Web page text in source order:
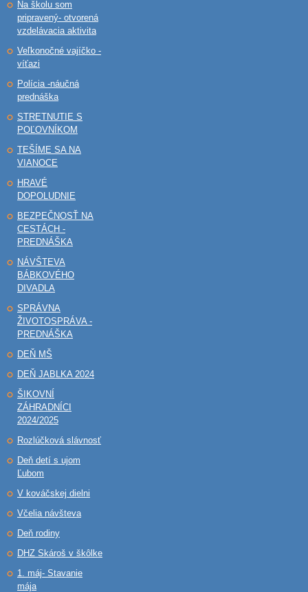
Na školu som
pripravený- otvorená
vzdelávacia aktivita
Veľkonočné vajíčko -
víťazi
Polícia -náučná
prednáška
STRETNUTIE S
POĽOVNÍKOM
TEŠÍME SA NA
VIANOCE
HRAVÉ
DOPOLUDNIE
BEZPEČNOSŤ NA
CESTÁCH -
PREDNÁŠKA
NÁVŠTEVA
BÁBKOVÉHO
DIVADLA
SPRÁVNA
ŽIVOTOSPRÁVA -
PREDNÁŠKA
DEŇ MŠ
DEŇ JABLKA 2024
ŠIKOVNÍ
ZÁHRADNÍCI
2024/2025
Rozlúčková slávnosť
Deň detí s ujom
Ľubom
V kováčskej dielni
Včelia návšteva
Deň rodiny
DHZ Skároš v škôlke
1. máj- Stavanie
mája